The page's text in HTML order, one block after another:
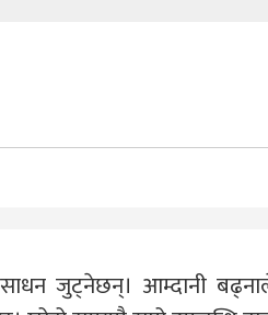
जुट्नेछन्। आम्दानी